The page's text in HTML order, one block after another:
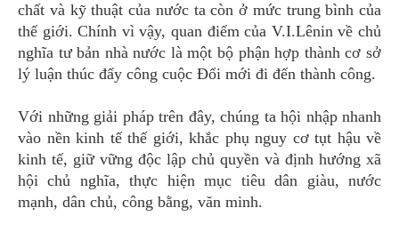
chất và kỹ thuật của nước ta còn ở mức trung bình của
thế giới. Chính vì vậy, quan điểm của V.I.Lênin về chủ
nghĩa tư bản nhà nước là một bộ phận hợp thành cơ sở
lý luận thúc đẩy công cuộc Đổi mới đi đến thành công.
Với những giải pháp trên đây, chúng ta hội nhập nhanh
vào nền kinh tế thế giới, khắc phụ nguy cơ tụt hậu về
kinh tế, giữ vững độc lập chủ quyền và định hướng xã
hội chủ nghĩa, thực hiện mục tiêu dân giàu, nước
mạnh, dân chủ, công bằng, văn minh.